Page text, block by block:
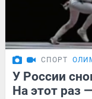
СПОРТ
У России
На этот раз